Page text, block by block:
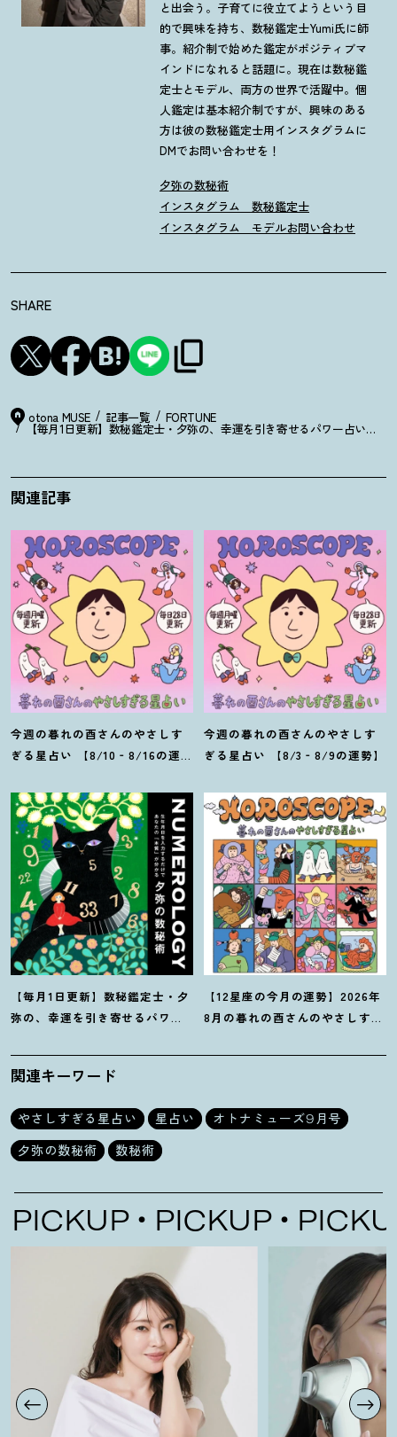
と出会う。子育てに役立てようという目
的で興味を持ち、数秘鑑定士Yumi氏に師
事。紹介制で始めた鑑定がポジティブマ
インドになれると話題に。現在は数秘鑑
定士とモデル、両方の世界で活躍中。個
人鑑定は基本紹介制ですが、興味のある
方は彼の数秘鑑定士用インスタグラムに
DMでお問い合わせを！
夕弥の数秘術
インスタグラム 数秘鑑定士
インスタグラム モデルお問い合わせ
SHARE
otona MUSE 記事一覧 FORTUNE
【毎月1日更新】数秘鑑定士・夕弥の、幸運を引き寄せるパワー占い【7
関連記事
今週の暮れの酉さんのやさしす
ぎる星占い 【8/10‐8/16の運
今週の暮れの酉さんのやさしす
ぎる星占い 【8/3‐8/9の運勢】
【毎月1日更新】数秘鑑定士・夕
弥の、幸運を引き寄せるパワー
【12星座の今月の運勢】2026年
8月の暮れの酉さんのやさしすぎ
関連キーワード
やさしすぎる星占い 星占い
オトナミューズ9月号
夕弥の数秘術
数秘術
PICKUP PICKUP